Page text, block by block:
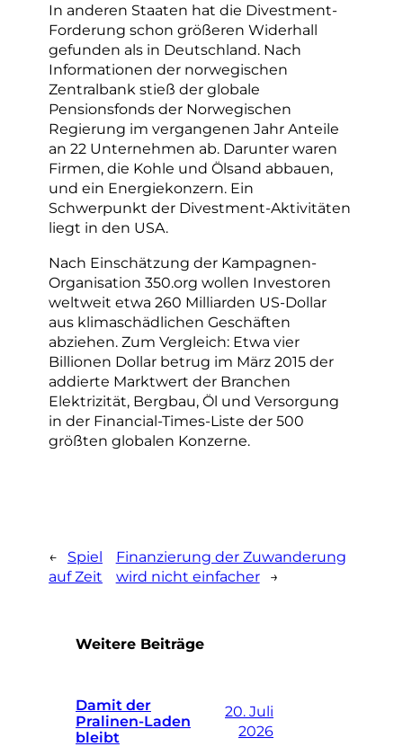
In anderen Staaten hat die Divestment-
Forderung schon größeren Widerhall
gefunden als in Deutschland. Nach
Informationen der norwegischen
Zentralbank stieß der globale
Pensionsfonds der Norwegischen
Regierung im vergangenen Jahr Anteile
an 22 Unternehmen ab. Darunter waren
Firmen, die Kohle und Ölsand abbauen,
und ein Energiekonzern. Ein
Schwerpunkt der Divestment-Aktivitäten
liegt in den USA.
Nach Einschätzung der Kampagnen-
Organisation 350.org wollen Investoren
weltweit etwa 260 Milliarden US-Dollar
aus klimaschädlichen Geschäften
abziehen. Zum Vergleich: Etwa vier
Billionen Dollar betrug im März 2015 der
addierte Marktwert der Branchen
Elektrizität, Bergbau, Öl und Versorgung
in der Financial-Times-Liste der 500
größten globalen Konzerne.
←
Spiel
auf Zeit
Finanzierung der Zuwanderung
wird nicht einfacher
→
Weitere Beiträge
Damit der
Pralinen-Laden
bleibt
20. Juli
2026